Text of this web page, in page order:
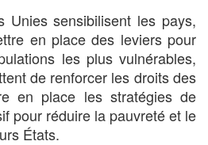
Unies sensibilisent les pays,
en place des leviers pour
les plus vulnérables,
de renforcer les droits des
en place les stratégies de
pour réduire la pauvreté et le
États.